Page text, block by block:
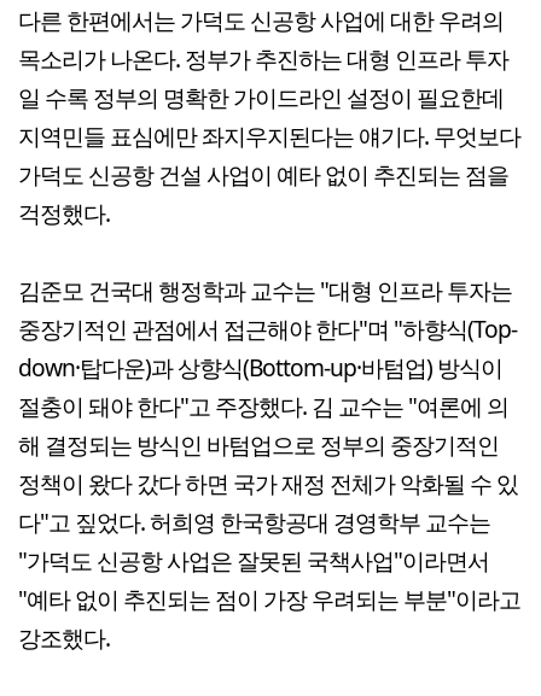
다른 한편에서는 가덕도 신공항 사업에 대한 우려의
목소리가 나온다. 정부가 추진하는 대형 인프라 투자
일 수록 정부의 명확한 가이드라인 설정이 필요한데
지역민들 표심에만 좌지우지된다는 얘기다. 무엇보다
가덕도 신공항 건설 사업이 예타 없이 추진되는 점을
걱정했다.
김준모 건국대 행정학과 교수는 "대형 인프라 투자는
중장기적인 관점에서 접근해야 한다"며 "하향식(Top-
down·탑다운)과 상향식(Bottom-up·바텀업) 방식이
절충이 돼야 한다"고 주장했다. 김 교수는 "여론에 의
해 결정되는 방식인 바텀업으로 정부의 중장기적인
정책이 왔다 갔다 하면 국가 재정 전체가 악화될 수 있
다"고 짚었다. 허희영 한국항공대 경영학부 교수는
"가덕도 신공항 사업은 잘못된 국책사업"이라면서
"예타 없이 추진되는 점이 가장 우려되는 부분"이라고
강조했다.